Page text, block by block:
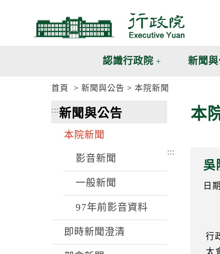
認識行政院 新聞
首頁 新聞與公告 本院新聞
:::新聞與公告
本院新聞
影音新聞
一般新聞
97年前影音資料
即時新聞澄清
本
:::
吳
日
行
太